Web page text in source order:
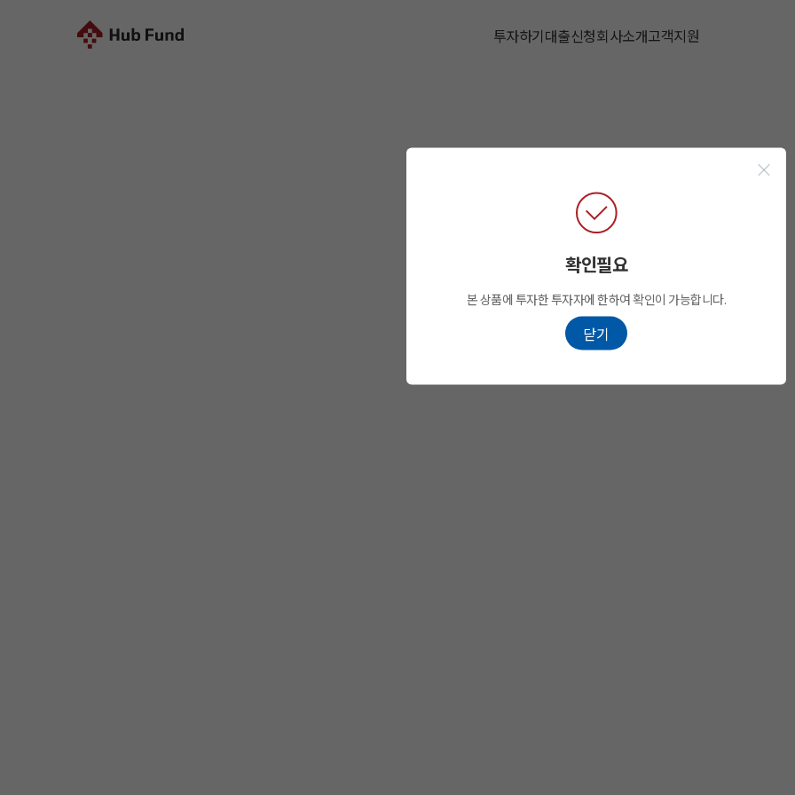
투자하기대출신청회사소개고객지원
확인필요
본 상품에 투자한 투자자에 한하여 확인이 가능합니다.
닫기